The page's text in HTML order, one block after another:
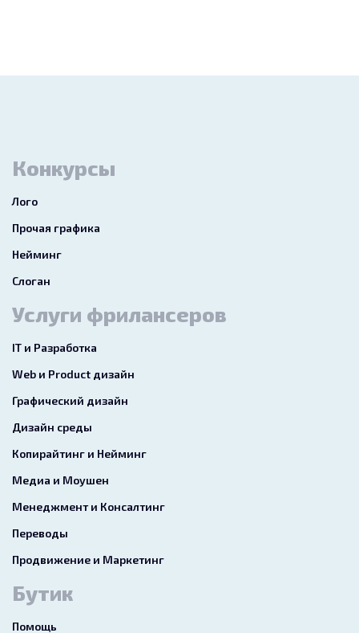
Конкурсы
Лого
Прочая графика
Нейминг
Слоган
Услуги фрилансеров
IT и Разработка
Web и Product дизайн
Графический дизайн
Дизайн среды
Копирайтинг и Нейминг
Медиа и Моушен
Менеджмент и Консалтинг
Переводы
Продвижение и Маркетинг
Бутик
Помощь